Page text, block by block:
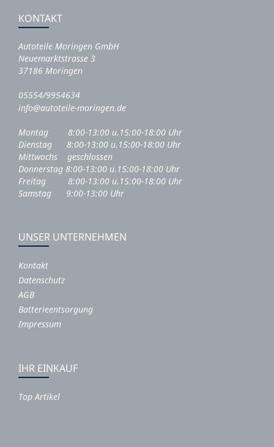
KONTAKT
Autoteile Moringen GmbH
Neuemarktstrasse 3
37186 Moringen
05554/9954634
info@autoteile-moringen.de
Montag 8:00-13:00 u.15:00-18:00 Uhr
Dienstag 8:00-13:00 u.15:00-18:00 Uhr
Mittwochs geschlossen
Donnerstag 8:00-13:00 u.15:00-18:00 Uhr
Freitag 8:00-13:00 u.15:00-18:00 Uhr
Samstag 9:00-13:00 Uhr
UNSER UNTERNEHMEN
Kontakt
Datenschutz
AGB
Batterieentsorgung
Impressum
IHR EINKAUF
Top Artikel